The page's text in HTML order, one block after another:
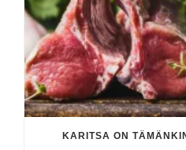
KARITSA ON